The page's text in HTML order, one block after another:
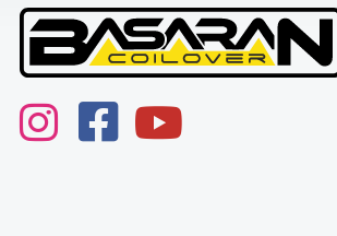
instagramFacebookyoutube